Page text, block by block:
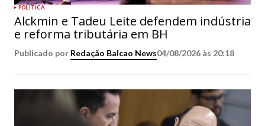
POLÍTICA
Alckmin e Tadeu Leite defendem indústria
e reforma tributária em BH
Publicado por Redação Balcao News04/08/2026 às 20:18